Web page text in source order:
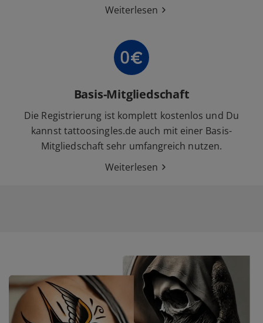
Weiterlesen
Basis-Mitgliedschaft
Die Registrierung ist komplett kostenlos und Du
kannst tattoosingles.de auch mit einer Basis-
Mitgliedschaft sehr umfangreich nutzen.
Weiterlesen